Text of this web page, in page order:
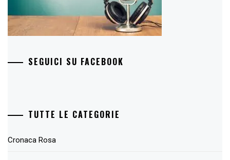
SEGUICI SU FACEBOOK
TUTTE LE CATEGORIE
Cronaca Rosa